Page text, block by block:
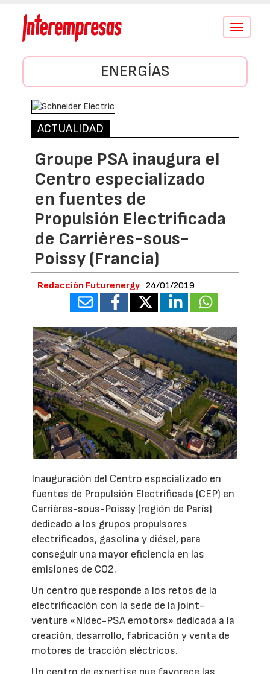
Conmutar
ENERGÍAS
ACTUALIDAD
Groupe PSA inaugura el
Centro especializado
en fuentes de
Propulsión Electrificada
de Carrières-sous-
Poissy (Francia)
Redacción Futurenergy 24/01/2019
Inauguración del Centro especializado en
fuentes de Propulsión Electrificada (CEP) en
Carrières-sous-Poissy (región de París)
dedicado a los grupos propulsores
electrificados, gasolina y diésel, para
conseguir una mayor eficiencia en las
emisiones de CO2.
Un centro que responde a los retos de la
electrificación con la sede de la joint-
venture «Nidec-PSA emotors» dedicada a la
creación, desarrollo, fabricación y venta de
motores de tracción eléctricos.